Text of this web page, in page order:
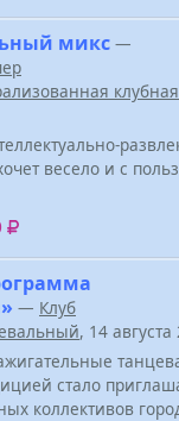
микс —
весело и с
— Клуб
, 14
стало
коллективов